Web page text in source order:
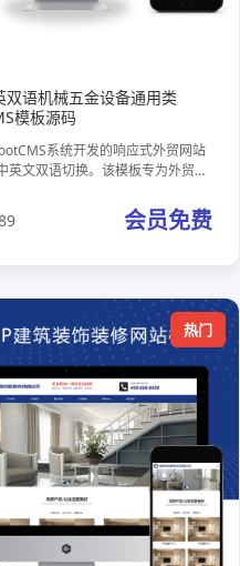
双语机械五金设备通用类
模板源码
系统开发的响应式外贸网站
英文双语切换。该模板专为外贸行
快速适配其他行业需求。核心特
响应式布局
会员免费
热门